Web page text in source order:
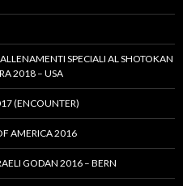
SPECIALI AL SHOTOKAN
2018 – USA
(ENCOUNTER)
AMERICA 2016
GODAN 2016 – BERN